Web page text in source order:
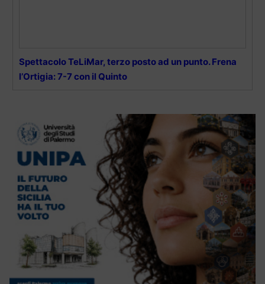
Spettacolo TeLiMar, terzo posto ad un punto. Frena
l’Ortigia: 7-7 con il Quinto